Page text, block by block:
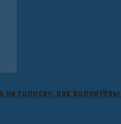
на голоса»: как